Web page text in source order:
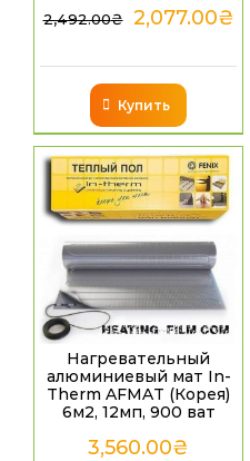
2,492.00₴ 2,077.00₴
Купить
Нагревательный
алюминиевый мат In-
Therm AFMAT (Корея)
6м2, 12мп, 900 ват
3,560.00₴